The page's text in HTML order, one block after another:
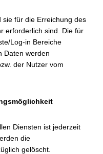
sie für die Erreichung des
erforderlich sind. Die für
Log-in Bereiche
Daten werden
der Nutzer vom
Diensten ist jederzeit
die
gelöscht.